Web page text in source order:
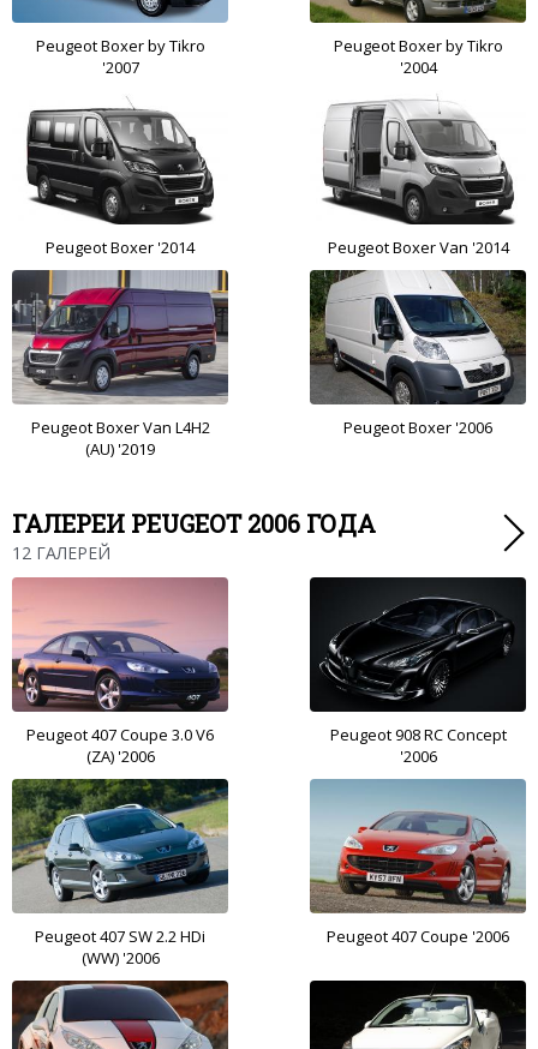
Peugeot Boxer by Tikro
'2007
Peugeot Boxer by Tikro
'2004
Peugeot Boxer '2014 Peugeot Boxer Van '2014
Peugeot Boxer Van L4H2
(AU) '2019
Peugeot Boxer '2006
ГАЛЕРЕИ PEUGEOT 2006 ГОДА
12 ГАЛЕРЕЙ
Peugeot 407 Coupe 3.0 V6
(ZA) '2006
Peugeot 908 RC Concept
'2006
Peugeot 407 SW 2.2 HDi
(WW) '2006
Peugeot 407 Coupe '2006